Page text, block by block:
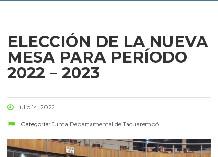
ELECCIÓN DE LA NUEVA
MESA PARA PERÍODO
2022 – 2023
julio 14, 2022
Categoría: Junta Departamental de Tacuarembó